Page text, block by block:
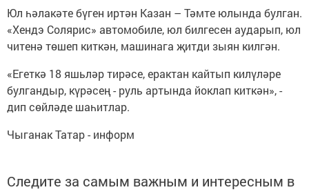
Юл һәлакәте бүген иртән Казан – Тәмте юлында булган.
«Хендэ Солярис» автомобиле, юл билгесен аударып, юл
читенә төшеп киткән, машинага җитди зыян килгән.
«Егеткә 18 яшьләр тирәсе, ерактан кайтып килүләре
булгандыр, күрәсең - руль артында йоклап киткән», -
дип сөйләде шаһитлар.
Чыганак Татар - информ
Следите за самым важным и интересным в